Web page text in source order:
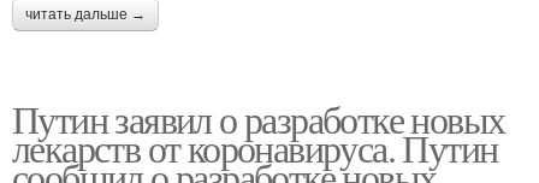
читать дальше →
Путин заявил о разработке новых
лекарств от коронавируса. Путин